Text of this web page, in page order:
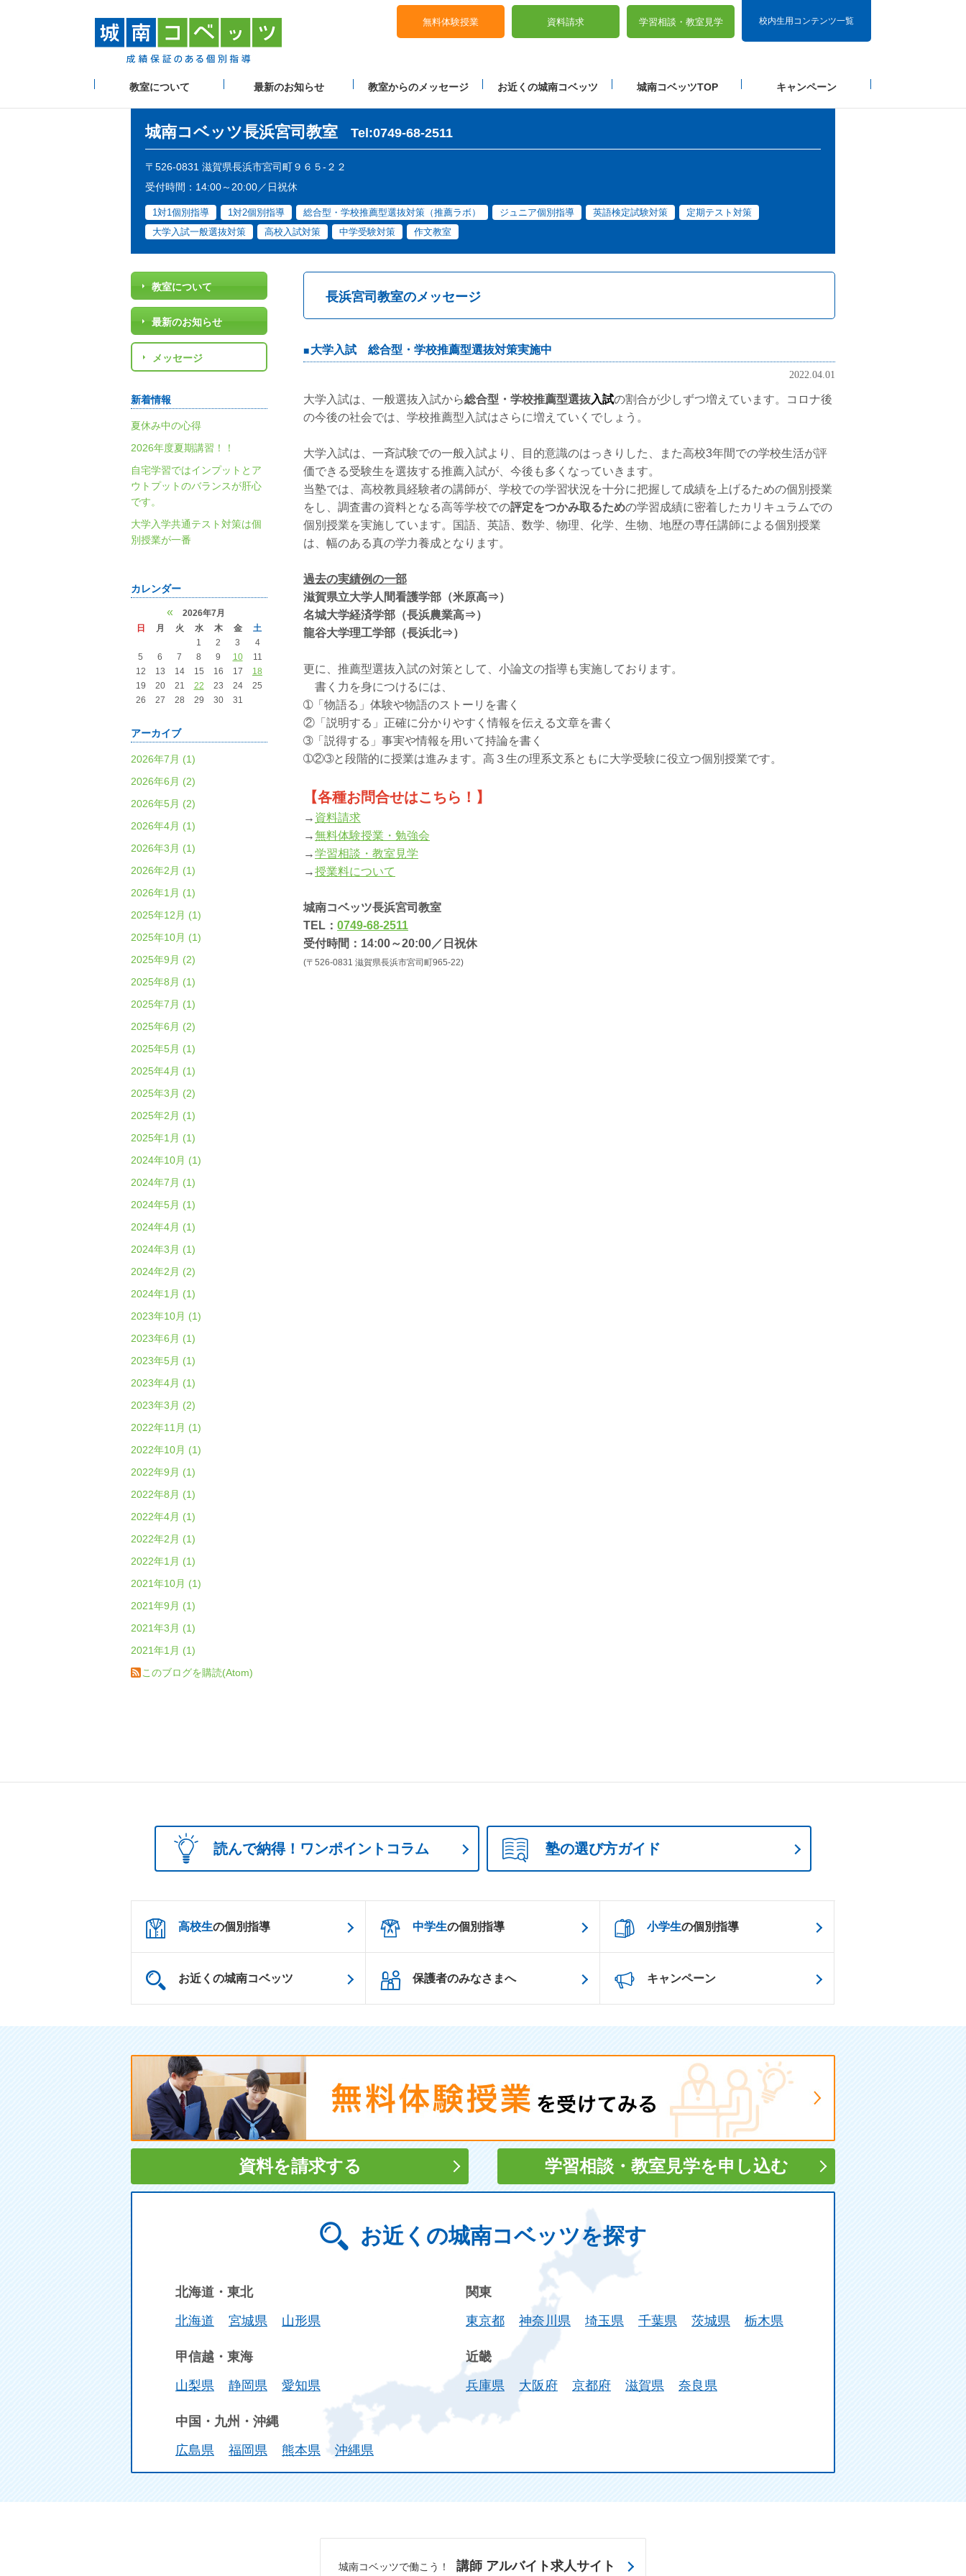
校内生用コンテンツ一覧
無料体験授業 資料請求 学習相談・ 教室見学
教室について 最新のお知らせ 教室からのメッセージ お近くの城南コベッツ 城南コベッツTOP キャンペーン
城南コベッツ長浜宮司教室 Tel:0749-68-2511
〒526-0831 滋賀県長浜市宮司町９６５-２２
受付時間：14:00～20:00／日祝休
1対1個別指導 1対2個別指導 総合型・学校推薦型選抜対策（推薦ラボ） ジュニア個別指導 英語検定試験対策
定期テスト対策
大学入試一般選抜対策
高校入試対策 中学受験対策 作文教室
長浜宮司教室のメッセージ
大学入試 総合型・学校推薦型選抜対策実施中
2022.04.01
大学入試は、一般選抜入試から総合型・学校推薦型選抜入試の割合が少しずつ増えています。コロナ後
の今後の社会では、学校推薦型入試はさらに増えていくでしょう。
大学入試は、一斉試験での一般入試より、目的意識のはっきりした、また高校3年間での学校生活が評
価できる受験生を選抜する推薦入試が、今後も多くなっていきます。
当塾では、高校教員経験者の講師が、学校での学習状況を十分に把握して成績を上げるための個別授業
をし、調査書の資料となる高等学校での評定をつかみ取るための学習成績に密着したカリキュラムでの
個別授業を実施しています。国語、英語、数学、物理、化学、生物、地歴の専任講師による個別授業
は、幅のある真の学力養成となります。
過去の実績例の一部
滋賀県立大学人間看護学部（米原高⇒）
名城大学経済学部（長浜農業高⇒）
龍谷大学理工学部（長浜北⇒）
更に、推薦型選抜入試の対策として、小論文の指導も実施しております。
書く力を身につけるには、
➀「物語る」体験や物語のストーリを書く
②「説明する」正確に分かりやすく情報を伝える文章を書く
➂「説得する」事実や情報を用いて持論を書く
➀②➂と段階的に授業は進みます。高３生の理系文系ともに大学受験に役立つ個別授業です。
【各種お問合せはこちら！】
→ 資料請求
→無料体験授業・勉強会
→学習相談・教室見学
→授業料について
城南コベッツ長浜宮司教室
TEL： 0749-68-2511
受付時間：14:00～20:00／日祝休
(〒526-0831 滋賀県長浜市宮司町965-22)
教室について
最新のお知らせ
メッセージ
新着情報
夏休み中の心得
2026年度夏期講習！！
自宅学習ではインプットとア
ウトプットのバランスが肝心
です。
大学入学共通テスト対策は個
別授業が一番
カレンダー
«
2026年7月
日
月 火 水 木 金
土
1
2 3
4
5
6 7 8 9 10
11
12
13 14 15 16 17
18
19
20 21 22 23 24
25
26
27 28 29 30 31
アーカイブ
2026年7月 (1)
2026年6月 (2)
2026年5月 (2)
2026年4月 (1)
2026年3月 (1)
2026年2月 (1)
2026年1月 (1)
2025年12月 (1)
2025年10月 (1)
2025年9月 (2)
2025年8月 (1)
2025年7月 (1)
2025年6月 (2)
2025年5月 (1)
2025年4月 (1)
2025年3月 (2)
2025年2月 (1)
2025年1月 (1)
2024年10月 (1)
2024年7月 (1)
2024年5月 (1)
2024年4月 (1)
2024年3月 (1)
2024年2月 (2)
2024年1月 (1)
2023年10月 (1)
2023年6月 (1)
2023年5月 (1)
2023年4月 (1)
2023年3月 (2)
2022年11月 (1)
2022年10月 (1)
2022年9月 (1)
2022年8月 (1)
2022年4月 (1)
2022年2月 (1)
2022年1月 (1)
2021年10月 (1)
2021年9月 (1)
2021年3月 (1)
2021年1月 (1)
このブログを購読(Atom)
読んで納得！ワンポイントコラム 塾の選び方ガイド
高校生の個別指導 中学生の個別指導 小学生の個別指導
お近くの城南コベッツ 保護者のみなさまへ キャンペーン
資料を請求する 学習相談・ 教室見学を申し込む
お近くの城南コベッツを探す
北海道・東北
北海道
宮城県 山形県
関東
東京都
神奈川県 埼玉県 千葉県 茨城県 栃木県
甲信越・東海
山梨県
静岡県 愛知県
近畿
兵庫県
大阪府 京都府 滋賀県 奈良県
中国・九州・沖縄
広島県
福岡県 熊本県 沖縄県
城南コベッツで働こう！ 講師 アルバイト求人サイト